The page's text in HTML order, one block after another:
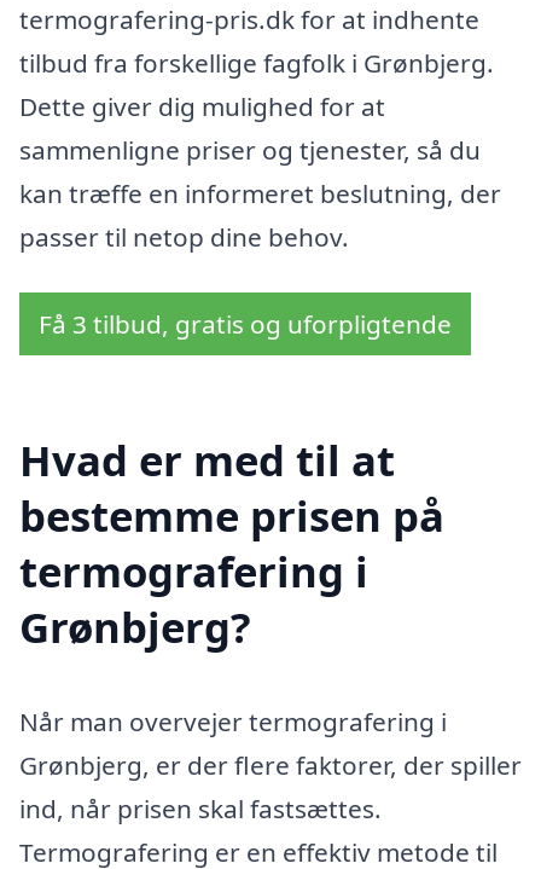
termografering-pris.dk for at indhente
tilbud fra forskellige fagfolk i Grønbjerg.
Dette giver dig mulighed for at
sammenligne priser og tjenester, så du
kan træffe en informeret beslutning, der
passer til netop dine behov.
Få 3 tilbud, gratis og uforpligtende
Hvad er med til at
bestemme prisen på
termografering i
Grønbjerg?
Når man overvejer termografering i
Grønbjerg, er der flere faktorer, der spiller
ind, når prisen skal fastsættes.
Termografering er en effektiv metode til